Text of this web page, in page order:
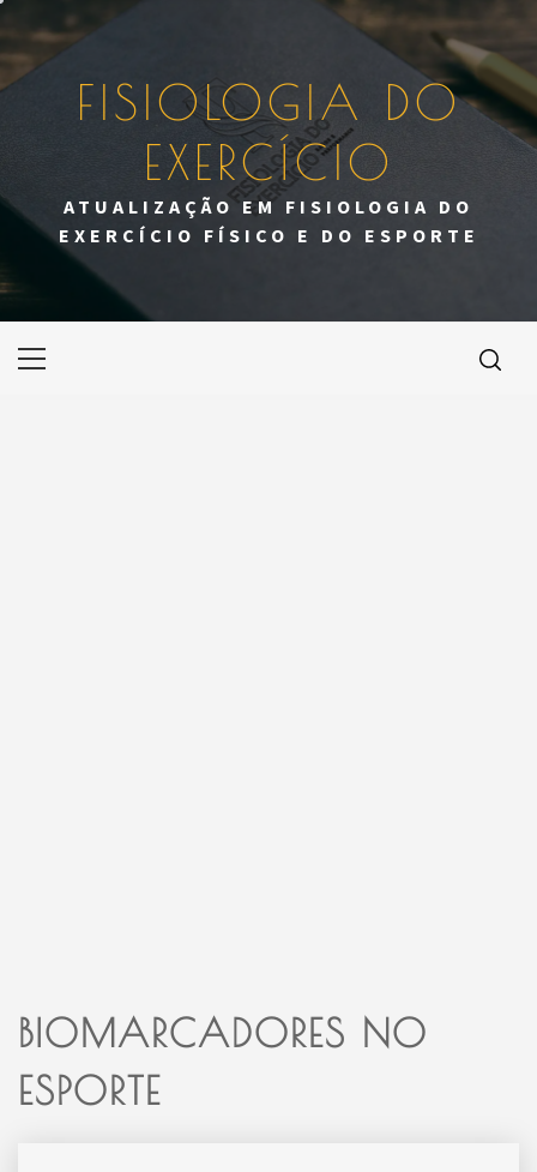
to
content
FISIOLOGIA DO
EXERCÍCIO
ATUALIZAÇÃO EM FISIOLOGIA DO
EXERCÍCIO FÍSICO E DO ESPORTE
Primary
BIOMARCADORES NO
ESPORTE